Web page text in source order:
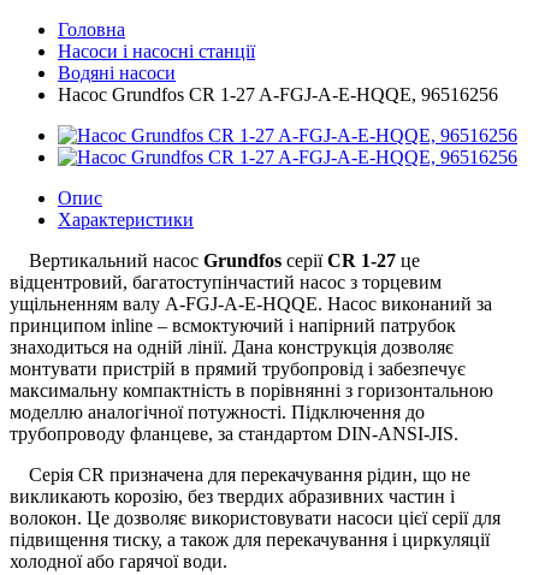
Головна
Насоси і насосні станції
Водяні насоси
Насос Grundfos CR 1-27 A-FGJ-A-E-HQQE, 96516256
Опис
Характеристики
Вертикальний насос Grundfos серіїCR 1-27 це
відцентровий, багатоступінчастий насос з торцевим
ущільненням валу A-FGJ-A-E-HQQE. Насос виконаний за
принципом inline – всмоктуючий і напірний патрубок
знаходиться на одній лінії. Дана конструкція дозволяє
монтувати пристрій в прямий трубопровід і забезпечує
максимальну компактність в порівнянні з горизонтальною
моделлю аналогічної потужності. Підключення до
трубопроводу фланцеве, за стандартом DIN-ANSI-JIS.
Серія CR призначена для перекачування рідин, що не
викликають корозію, без твердих абразивних частин і
волокон. Це дозволяє використовувати насоси цієї серії для
підвищення тиску, а також для перекачування і циркуляції
холодної або гарячої води.